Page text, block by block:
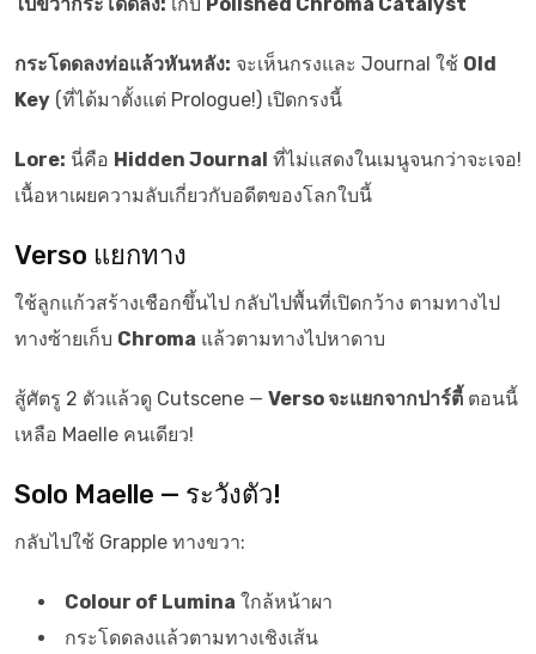
กระโดดลงท่อแล้วหันหลัง: จะเห็นกรงและ Journal ใช้ Old
Key (ที่ได้มาตั้งแต่ Prologue!) เปิดกรงนี้
Lore: นี่คือ Hidden Journal ที่ไม่แสดงในเมนูจนกว่าจะเจอ!
เนื้อหาเผยความลับเกี่ยวกับอดีตของโลกใบนี้
Verso แยกทาง
ใช้ลูกแก้วสร้างเชือกขึ้นไป กลับไปพื้นที่เปิดกว้าง ตามทางไป
ทางซ้ายเก็บ Chroma แล้วตามทางไปหาดาบ
สู้ศัตรู 2 ตัวแล้วดู Cutscene — Verso จะแยกจากปาร์ตี้ ตอนนี้
เหลือ Maelle คนเดียว!
Solo Maelle — ระวังตัว!
กลับไปใช้ Grapple ทางขวา:
Colour of Lumina ใกล้หน้าผา
กระโดดลงแล้วตามทางเชิงเส้น